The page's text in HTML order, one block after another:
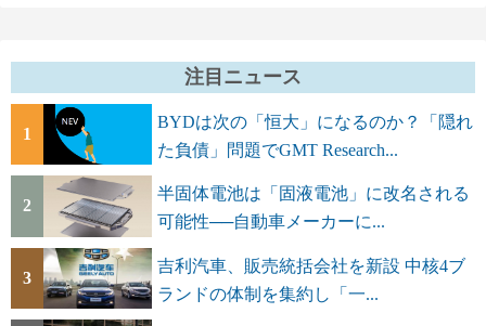
注目ニュース
1
BYDは次の「恒大」になるのか？「隠れ
た負債」問題でGMT Research...
2
半固体電池は「固液電池」に改名される
可能性──自動車メーカーに...
3
吉利汽車、販売統括会社を新設 中核4ブ
ランドの体制を集約し「一...